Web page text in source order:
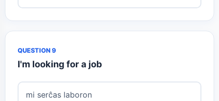
QUESTION 9
I'm looking for a job
mi serĉas laboron